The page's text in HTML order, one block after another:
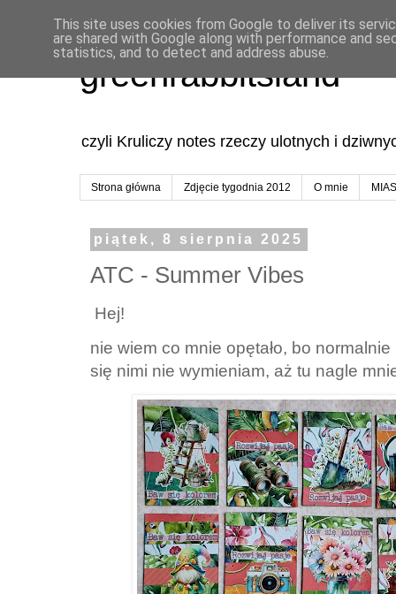
greenrabbitsland
czyli Kruliczy notes rzeczy ulotnych i
Strona główna Zdjęcie tygodnia 2012 O mnie
piątek, 8 sierpnia 2025
ATC - Summer Vibes
Hej!
nie wiem co mnie opętało, bo
się nimi nie wymieniam, aż tu nagle
This site uses cookies from Google to deliver its
are shared with Google along with performance and
statistics, and to detect and address abuse.